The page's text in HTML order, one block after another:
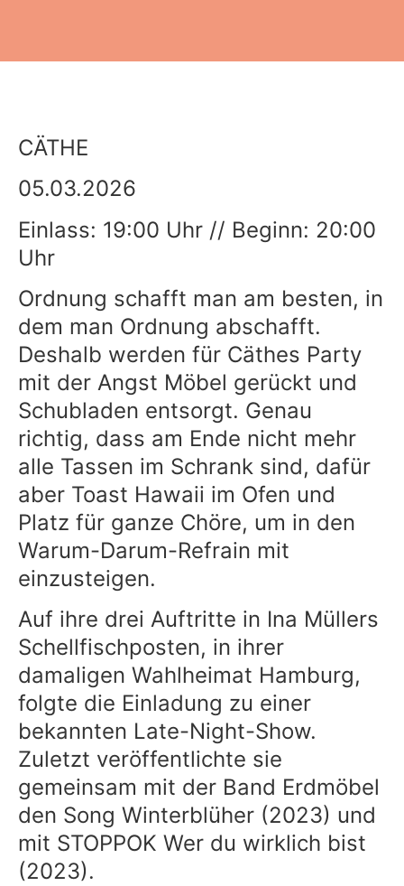
CÄTHE
05.03.2026
Einlass: 19:00 Uhr // Beginn: 20:00
Uhr
Ordnung schafft man am besten, in
dem man Ordnung abschafft.
Deshalb werden für Cäthes Party
mit der Angst Möbel gerückt und
Schubladen entsorgt. Genau
richtig, dass am Ende nicht mehr
alle Tassen im Schrank sind, dafür
aber Toast Hawaii im Ofen und
Platz für ganze Chöre, um in den
Warum-Darum-Refrain mit
einzusteigen.
Auf ihre drei Auftritte in Ina Müllers
Schellfischposten, in ihrer
damaligen Wahlheimat Hamburg,
folgte die Einladung zu einer
bekannten Late-Night-Show.
Zuletzt veröffentlichte sie
gemeinsam mit der Band Erdmöbel
den Song Winterblüher (2023) und
mit STOPPOK Wer du wirklich bist
(2023).